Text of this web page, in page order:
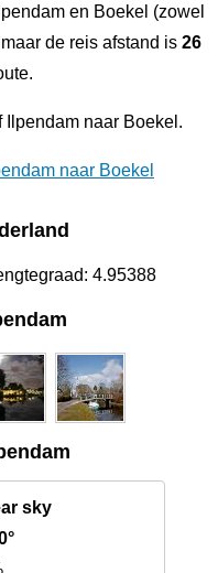
en Boekel (zowel
de reis afstand is 26
Ilpendam naar Boekel.
naar Boekel
4.95388
sky